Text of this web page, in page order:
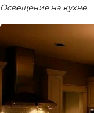
Освещение на кухне